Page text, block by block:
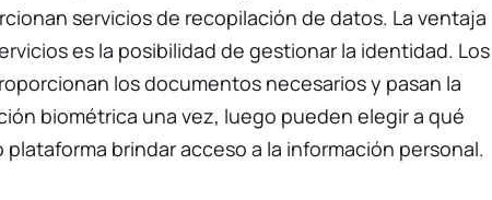
servicios de recopilación de datos. La ventaja
es la posibilidad de gestionar la identidad. Los
los documentos necesarios y pasan la
biométrica una vez, luego pueden elegir a qué
brindar acceso a la información personal.